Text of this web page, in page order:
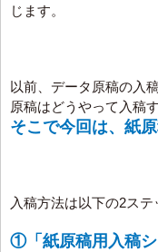
じます。
以前、データ原稿の入
原稿はどうやって入稿
そこで今回は、紙
入稿方法は以下の2ステ
①「紙原稿用入稿